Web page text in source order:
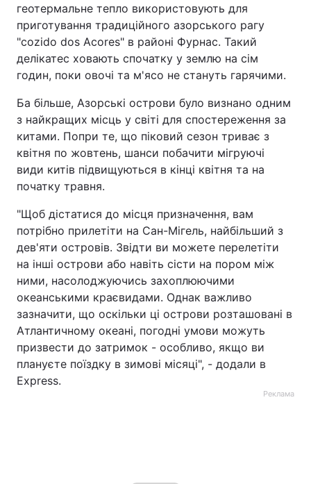
геотермальне тепло використовують для
приготування традиційного азорського рагу
"cozido dos Acores" в районі Фурнас. Такий
делікатес ховають спочатку у землю на сім
годин, поки овочі та м'ясо не стануть гарячими.
Ба більше, Азорські острови було визнано одним
з найкращих місць у світі для спостереження за
китами. Попри те, що піковий сезон триває з
квітня по жовтень, шанси побачити мігруючі
види китів підвищуються в кінці квітня та на
початку травня.
"Щоб дістатися до місця призначення, вам
потрібно прилетіти на Сан-Мігель, найбільший з
дев'яти островів. Звідти ви можете перелетіти
на інші острови або навіть сісти на пором між
ними, насолоджуючись захоплюючими
океанськими краєвидами. Однак важливо
зазначити, що оскільки ці острови розташовані в
Атлантичному океані, погодні умови можуть
призвести до затримок - особливо, якщо ви
плануєте поїздку в зимові місяці", - додали в
Express.
Реклама